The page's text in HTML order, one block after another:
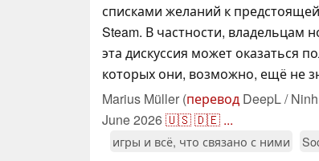
списками желаний к
Steam. В частности, владельцам
эта дискуссия может оказаться
которых они, возможно, ещё не
Marius Müller (перевод DeepL /
June 2026🇺🇸🇩🇪 ...
игры и всё, что связано с ними